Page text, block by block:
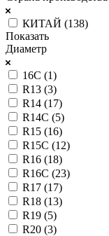
КИТАЙ (138)
Показать
Диаметр
16C (1)
R13 (3)
R14 (17)
R14C (5)
R15 (16)
R15C (12)
R16 (18)
R16C (23)
R17 (17)
R18 (13)
R19 (5)
R20 (3)